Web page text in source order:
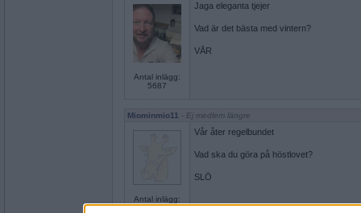
Antal inlägg:
5687
Jaga eleganta tjejer
Vad är det bästa med vintern?
VÅR
Miominmio11 - Ej medlem längre
Antal inlägg:
9654
Vår åter regelbundet
Vad ska du göra på höstlovet?
SLÖ